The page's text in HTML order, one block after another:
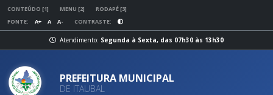
CONTEÚDO [1] MENU [2]
RODAPÉ [3]
FONTE:
A+ A A- CONTRASTE:
Atendimento: Segunda à Sexta, das 07h30 às 13h30
PREFEITURA MUNICIPAL
DE ITAUBAL